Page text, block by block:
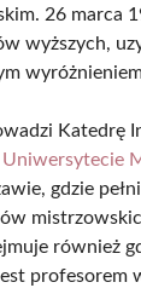
26 marca
wyższych,
Katedrę
Uniwersytecie
gdzie
również
profesorem